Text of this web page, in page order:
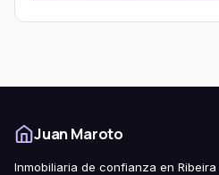
Juan Maroto
Inmobiliaria de confianza en Ribeira